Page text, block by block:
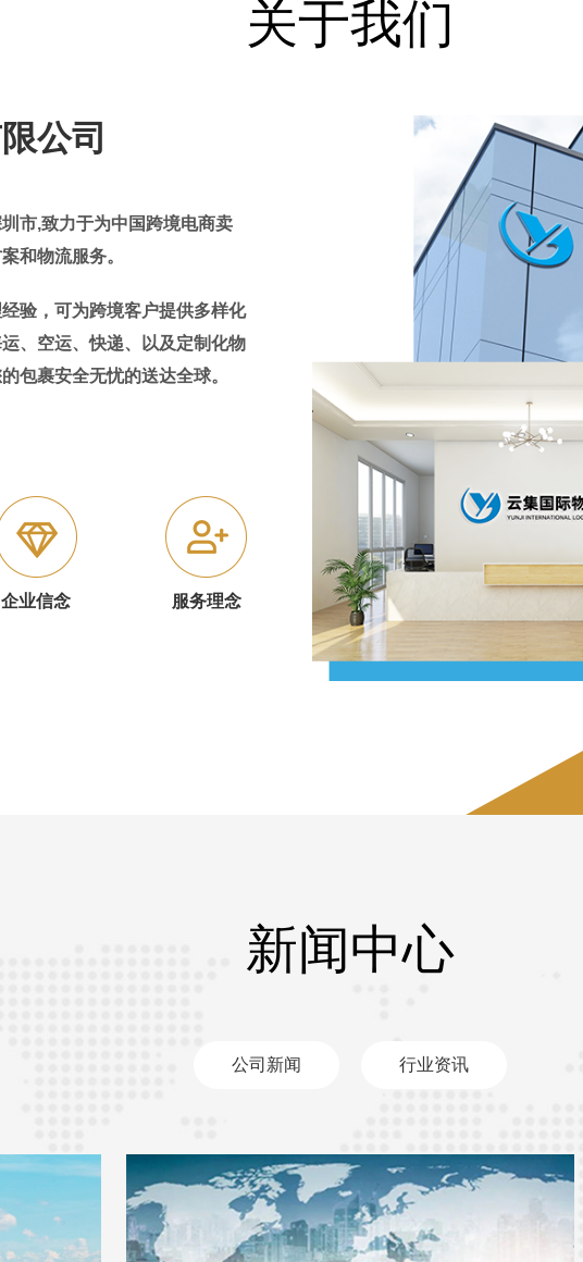
关于我们
公司
市,致力于为中国跨境电商卖
和物流服务。
验，可为跨境客户提供多样化
、空运、快递、以及定制化物
包裹安全无忧的送达全球。
企业信念 服务理念
新闻中心
公司新闻 行业资讯